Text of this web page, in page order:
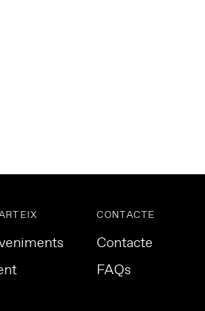
CONTACTE
Contacte
FAQs